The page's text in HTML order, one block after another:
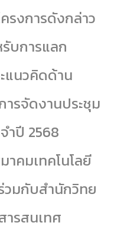
งการดังกล่าว
บการแลก
แนวคิดด้าน
ารจัดงานประชุม
ำปี 2568
าคมเทคโนโลยี
วมกับสำนักวิทย
ารสนเทศ